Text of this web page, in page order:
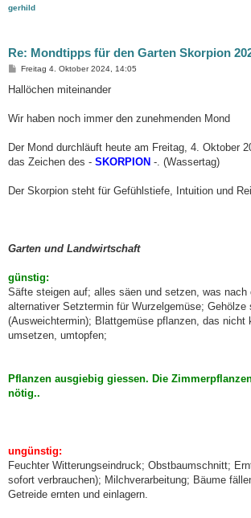
gerhild
Re: Mondtipps für den Garten Skorpion
B
i
a
Freitag 4. Oktober 2024, 14:05
Hallöchen miteinander
Wir haben noch immer den zunehmenden Mond
Der Mond durchläuft heute am Freitag, 4. Oktober
das Zeichen des - SKORPION -. (Wassertag)
Der Skorpion steht für Gefühlstiefe, Intuition und
Garten und Landwirtschaft
günstig:
Säfte steigen auf; alles säen und setzen, was nach
alternativer Setztermin für Wurzelgemüse; Gehölze
(Ausweichtermin); Blattgemüse pflanzen, das nicht
umsetzen, umtopfen;
Pflanzen ausgiebig giessen. Die
nötig..
ungünstig:
Feuchter Witterungseindruck; Obstbaumschnitt;
sofort verbrauchen); Milchverarbeitung; Bäume
Getreide ernten und einlagern.